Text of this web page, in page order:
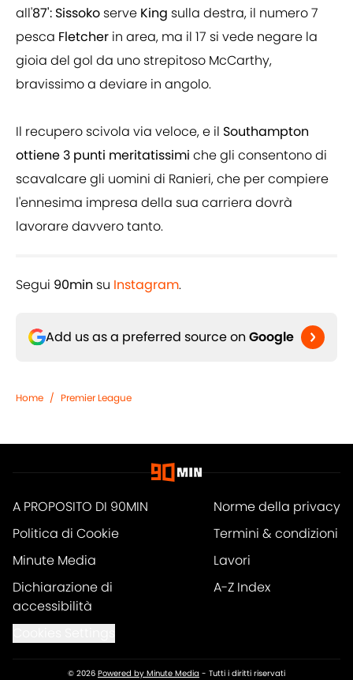
all'87': Sissoko serve King sulla destra, il numero 7
pesca Fletcher in area, ma il 17 si vede negare la
gioia del gol da uno strepitoso McCarthy,
bravissimo a deviare in angolo.
Il recupero scivola via veloce, e il Southampton
ottiene 3 punti meritatissimi che gli consentono di
scavalcare gli uomini di Ranieri, che per compiere
l'ennesima impresa della sua carriera dovrà
lavorare davvero tanto.
Segui 90min su Instagram.
Add us as a preferred source on Google
Home / Premier League
A PROPOSITO DI 90MIN
Norme della privacy
Politica di Cookie
Termini & condizioni
Minute Media
Lavori
Dichiarazione di
accessibilità
A-Z Index
© 2026 Powered by Minute Media - Tutti i diritti riservati